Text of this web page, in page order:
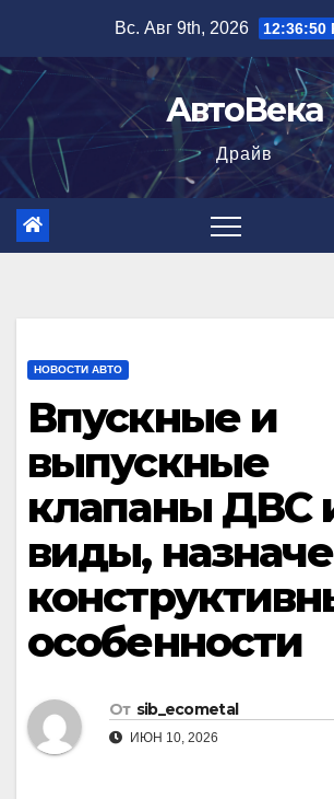
содержимому
Вс. Авг 9th, 2026 12:36:51
АвтоВека
Драйв
НОВОСТИ АВТО
Впускные и
выпускные
клапаны ДВС
виды,
особенности
От sib_ecometal
ИЮН 10, 2026